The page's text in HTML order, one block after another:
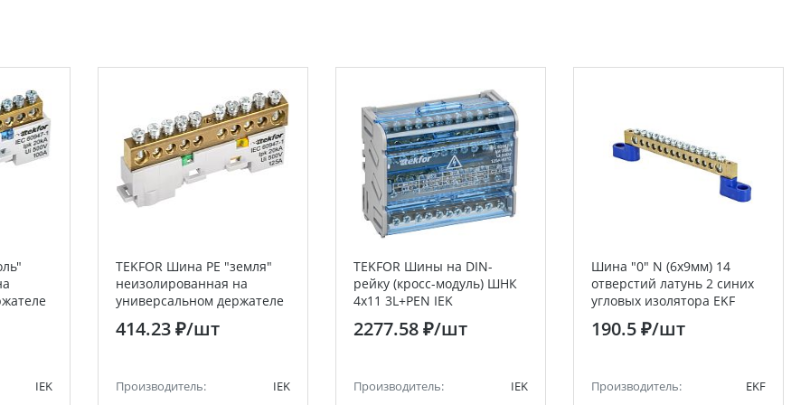
IEK
TEKFOR Шина PE "земля"
неизолированная на
универсальном держателе
8х12-10-Ж IEK
414.23 ₽/шт
Производитель:
IEK
TEKFOR Шины на DIN-
рейку (кросс-модуль) ШНК
4х11 3L+PEN IEK
2277.58 ₽/шт
Производитель:
IEK
Шина "0" N (6х9мм) 14
отверстий латунь 2 синих
угловых изолятора EKF
PROxima
190.5 ₽/шт
Производитель:
EKF